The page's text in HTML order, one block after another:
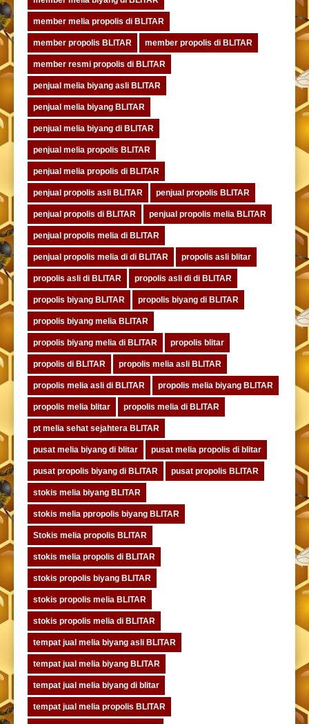
member melia propolis di BLITAR
member propolis BLITAR member propolis di BLITAR
member resmi propolis di BLITAR
penjual melia biyang asli BLITAR
penjual melia biyang BLITAR
penjual melia biyang di BLITAR
penjual melia propolis BLITAR
penjual melia propolis di BLITAR
penjual propolis asli BLITAR penjual propolis BLITAR
penjual propolis di BLITAR penjual propolis melia BLITAR
penjual propolis melia di BLITAR
penjual propolis melia di di BLITAR propolis asli blitar
propolis asli di BLITAR propolis asli di di BLITAR
propolis biyang BLITAR propolis biyang di BLITAR
propolis biyang melia BLITAR
propolis biyang melia di BLITAR propolis blitar
propolis di BLITAR propolis melia asli BLITAR
propolis melia asli di BLITAR propolis melia biyang BLITAR
propolis melia blitar propolis melia di BLITAR
pt melia sehat sejahtera BLITAR
pusat melia biyang di blitar pusat melia propolis di blitar
pusat propolis biyang di BLITAR pusat propolis BLITAR
stokis melia biyang BLITAR
stokis melia ppropolis biyang BLITAR
Stokis melia propolis BLITAR
stokis melia propolis di BLITAR
stokis propolis biyang BLITAR
stokis propolis melia BLITAR
stokis propolis melia di BLITAR
tempat jual melia biyang asli BLITAR
tempat jual melia biyang BLITAR
tempat jual melia biyang di blitar
tempat jual melia propolis BLITAR